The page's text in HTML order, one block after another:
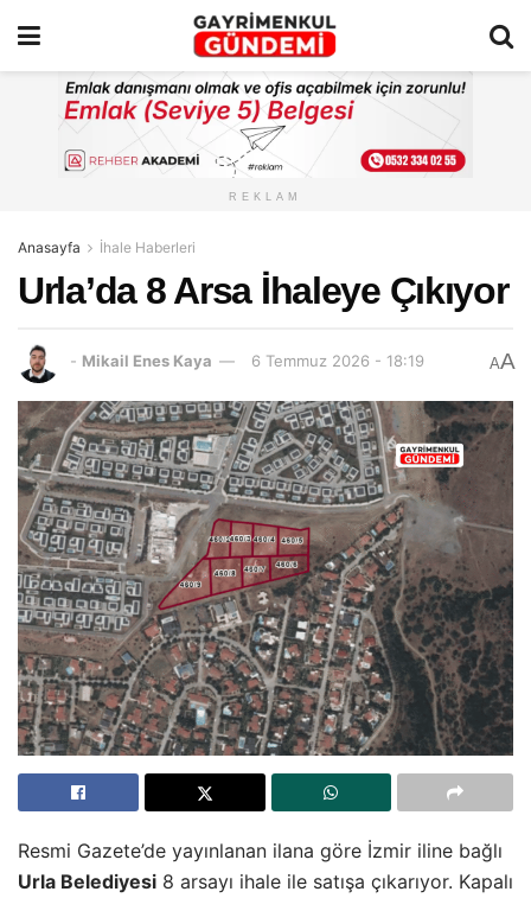
REKLAM
Anasayfa İhale Haberleri
Urla’da 8 Arsa İhaleye Çıkıyor
- Mikail Enes Kaya 6 Temmuz 2026 - 18:19 AA
Resmi Gazete’de yayınlanan ilana göre İzmir iline bağlı
Urla Belediyesi 8 arsayı ihale ile satışa çıkarıyor. Kapalı